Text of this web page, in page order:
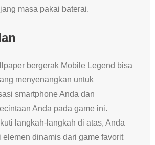
masa pakai baterai.
bergerak Mobile Legend bisa
menyenangkan untuk
smartphone Anda dan
Anda pada game ini.
langkah-langkah di atas, Anda
elemen dinamis dari game favorit